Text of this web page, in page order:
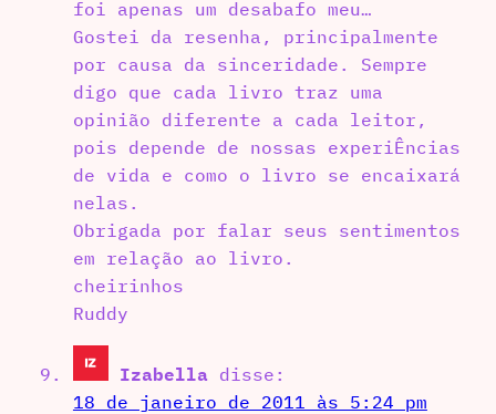
foi apenas um desabafo meu…
Gostei da resenha, principalmente
por causa da sinceridade. Sempre
digo que cada livro traz uma
opinião diferente a cada leitor,
pois depende de nossas experiÊncias
de vida e como o livro se encaixará
nelas.
Obrigada por falar seus sentimentos
em relação ao livro.
cheirinhos
Ruddy
Izabella disse:
18 de janeiro de 2011 às 5:24 pm